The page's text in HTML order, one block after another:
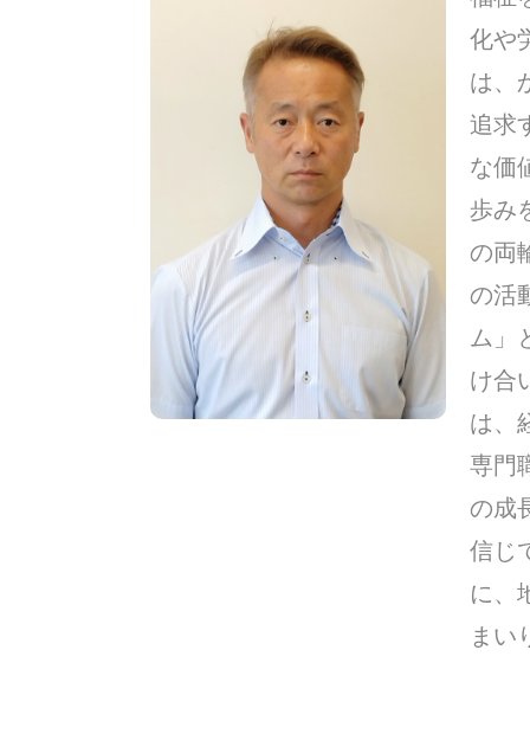
化や
は、
追求
な価
歩み
の両
の活
ム」
け合
は、
専門
の成
信じ
に、
まい